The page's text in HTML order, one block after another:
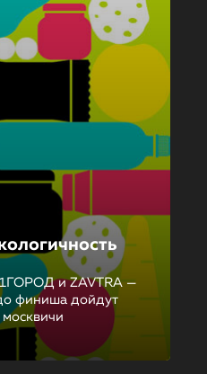
и ZAVTRA —
финиша дойдут